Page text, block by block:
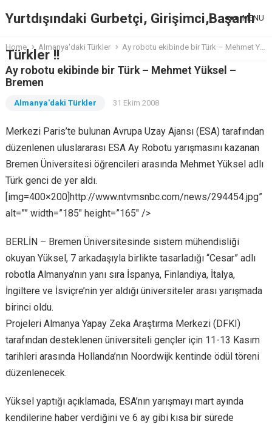
Yurtdışındaki Gurbetçi, Girişimci,Başarılı
Türkler !!
MENU
Home Almanya'daki Türkler Ay robotu ekibinde bir Türk – Mehmet Yüksel – Bremen
Ay robotu ekibinde bir Türk – Mehmet Yüksel –
Bremen
Almanya'daki Türkler 31 Ekim 2008
Merkezi Paris’te bulunan Avrupa Uzay Ajansı (ESA) tarafından
düzenlenen uluslararası ESA Ay Robotu yarışmasını kazanan
Bremen Üniversitesi öğrencileri arasında Mehmet Yüksel adlı
Türk genci de yer aldı.
[img=400×200]http://www.ntvmsnbc.com/news/294454.jpg”
alt=”” width=”185″ height=”165″ />
BERLİN – Bremen Üniversitesinde sistem mühendisliği
okuyan Yüksel, 7 arkadaşıyla birlikte tasarladığı “Cesar” adlı
robotla Almanya’nın yanı sıra İspanya, Finlandiya, İtalya,
İngiltere ve İsviçre’nin yer aldığı üniversiteler arası yarışmada
birinci oldu.
Projeleri Almanya Yapay Zeka Araştırma Merkezi (DFKI)
tarafından desteklenen üniversiteli gençler için 11-13 Kasım
tarihleri arasında Hollanda’nın Noordwijk kentinde ödül töreni
düzenlenecek.
Yüksel yaptığı açıklamada, ESA’nın yarışmayı mart ayında
kendilerine haber verdiğini ve 6 ay gibi kısa bir sürede